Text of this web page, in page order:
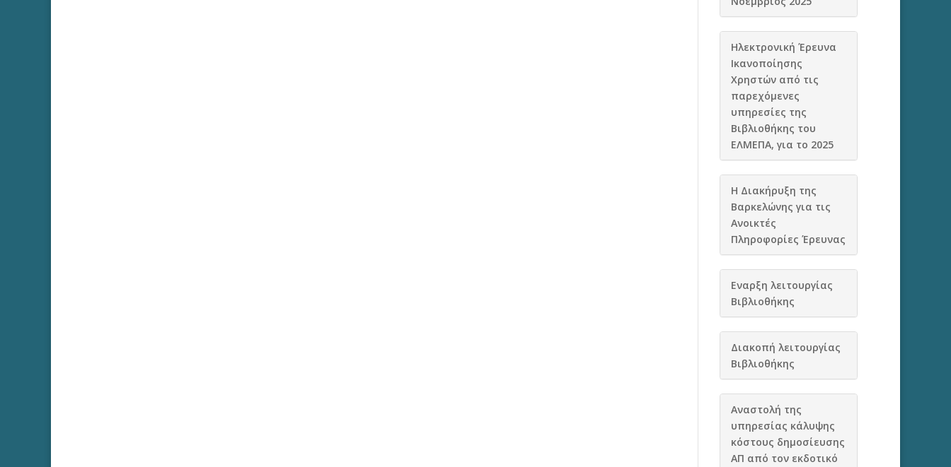
Ηλεκτρονική Έρευνα
Ικανοποίησης
Χρηστών από τις
παρεχόμενες
υπηρεσίες της
Βιβλιοθήκης του
ΕΛΜΕΠΑ, για το 2025
Η Διακήρυξη της
Βαρκελώνης για τις
Ανοικτές
Πληροφορίες Έρευνας
Εναρξη λειτουργίας
Βιβλιοθήκης
Διακοπή λειτουργίας
Βιβλιοθήκης
Αναστολή της
υπηρεσίας κάλυψης
κόστους δημοσίευσης
ΑΠ από τον εκδοτικό